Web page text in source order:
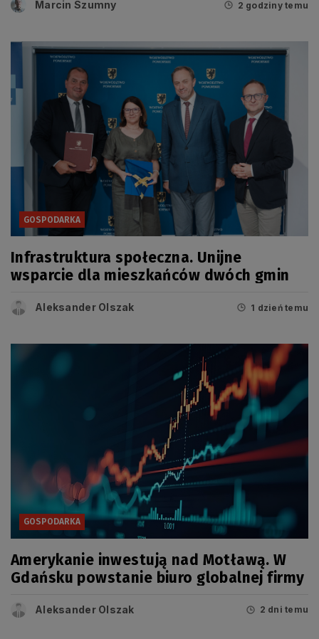
Marcin Szumny 2 godziny temu
GOSPODARKA
Infrastruktura społeczna. Unijne
wsparcie dla mieszkańców dwóch gmin
Aleksander Olszak 1 dzień temu
GOSPODARKA
Amerykanie inwestują nad Motławą. W
Gdańsku powstanie biuro globalnej firmy
Aleksander Olszak 2 dni temu